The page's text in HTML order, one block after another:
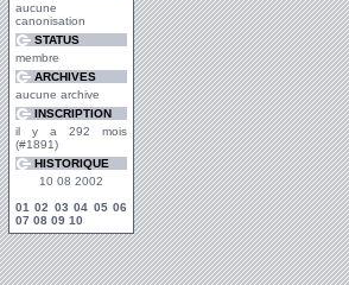
aucune
canonisation
STATUS
membre
ARCHIVES
aucune archive
INSCRIPTION
il y a 292 mois
(#1891)
HISTORIQUE
10 08 2002
01 02 03 04 05 06
07 08 09 10